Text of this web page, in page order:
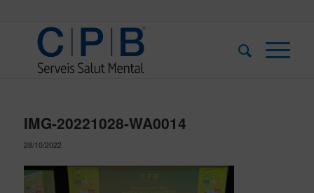
IMG-20221028-WA0014
28/10/2022